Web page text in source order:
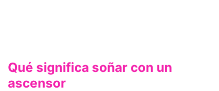
Qué significa soñar con un
ascensor